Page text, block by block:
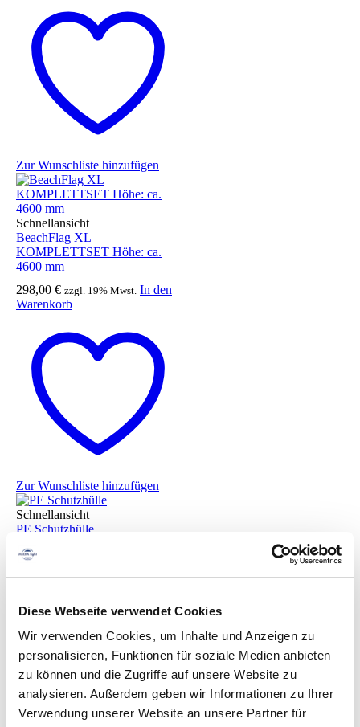
Diese Webseite verwendet Cookies
Wir verwenden Cookies, um Inhalte und Anzeigen zu
personalisieren, Funktionen für soziale Medien anbieten
zu können und die Zugriffe auf unsere Website zu
analysieren. Außerdem geben wir Informationen zu Ihrer
Verwendung unserer Website an unsere Partner für
Zur Wunschliste hinzufügen
Schnellansicht
BeachFlag XL
KOMPLETTSET Höhe: ca.
4600 mm
298,00 € zzgl. 19% Mwst. In den
Warenkorb
Zur Wunschliste hinzufügen
Schnellansicht
PE Schutzhülle
11,50